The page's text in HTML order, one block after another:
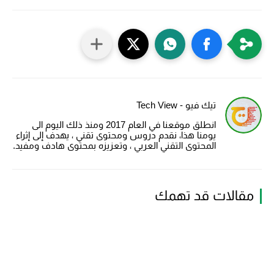
تيك فيو - Tech View
انطلق موقعنا في العام 2017 ومنذ ذلك اليوم الى
يومنا هذا، نقدم دروس ومحتوى تقني ، يهدف إلى إثراء
المحتوى التقني العربي ، وتعزيزه بمحتوى هادف ومفيد.
مقالات قد تهمك